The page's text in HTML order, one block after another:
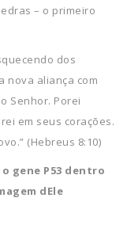
– o primeiro
dos
nova aliança com
Senhor. Porei
em seus corações.
(Hebreus 8:10)
gene P53 dentro
dEle